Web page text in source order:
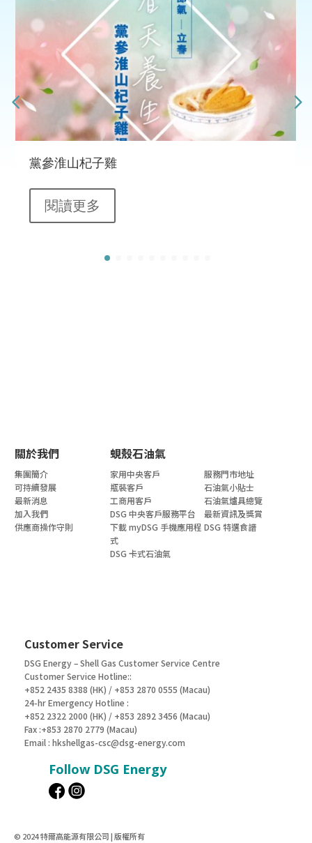
黨參淮山杞子雞
閱讀更多
關於我們 蜆殼石油氣
集團簡介
可持續發展
最新消息
加入我們
供應商操作守則
家用中央客戶
瓶裝客戶
工商用客戶
DSG 中央客戶服務平台
下載 myDSG 手機應用程
式
DSG 卡式石油氣
服務門市地址
石油氣小貼士
石油氣爐具總覽
最新資訊及獎賞
DSG 特選食譜
Customer Service
DSG Energy – Shell Gas Customer Service Centre
Customer Service Hotline::
+852 2435 8388 (HK) / +853 2870 0555 (Macau)
24-hr Emergency Hotline :
+852 2322 2000 (HK) / +853 2892 3456 (Macau)
Fax :+853 2870 2779 (Macau)
Email : hkshellgas-csc@dsg-energy.com
Follow DSG Energy
© 2024 特爾高能源有限公司 | 版權所有